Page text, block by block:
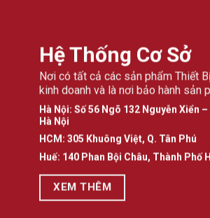
Hệ Thống Cơ Sở
Nơi có tất cả các sản phẩm Thiết
kinh doanh và là nơi bảo hành sản
Hà Nội: Số 56 Ngõ 132 Nguyễn Xiển
Hà Nội
HCM: 305 Khuông Việt, Q. Tân Phú
Huế: 140 Phan Bội Châu, Thành Phố
XEM THÊM